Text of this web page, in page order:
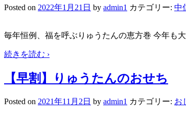
Posted on 2022年1月21日 by admin1 カテゴリー: 中
毎年恒例、福を呼ぶりゅうたんの恵方巻 今年も
続きを読む ›
【早割】りゅうたんのおせち
Posted on 2021年11月2日 by admin1 カテゴリー: お